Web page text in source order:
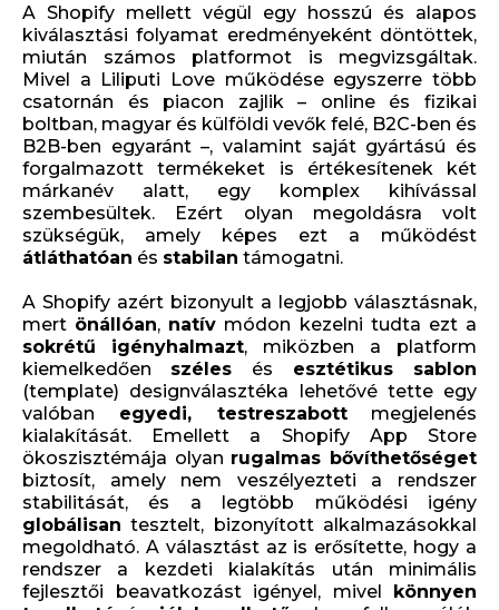
A Shopify mellett végül egy hosszú és alapos
kiválasztási folyamat eredményeként döntöttek,
miután számos platformot is megvizsgáltak.
Mivel a Liliputi Love működése egyszerre több
csatornán és piacon zajlik – online és fizikai
boltban, magyar és külföldi vevők felé, B2C-ben és
B2B-ben egyaránt –, valamint saját gyártású és
forgalmazott termékeket is értékesítenek két
márkanév alatt, egy komplex kihívással
szembesültek. Ezért olyan megoldásra volt
szükségük, amely képes ezt a működést
átláthatóan és stabilan támogatni.
A Shopify azért bizonyult a legjobb választásnak,
mert önállóan, natív módon kezelni tudta ezt a
sokrétű
igényhalmazt, miközben a platform
kiemelkedően széles és esztétikus sablon
(template) designválasztéka lehetővé tette egy
valóban egyedi, testreszabottmegjelenés
kialakítását. Emellett a Shopify App Store
ökoszisztémája olyan rugalmas bővíthetőséget
biztosít, amely nem veszélyezteti a rendszer
stabilitását, és a legtöbb működési igény
globálisan tesztelt, bizonyított alkalmazásokkal
megoldható. A választást az is erősítette, hogy a
rendszer a kezdeti kialakítás után minimális
fejlesztői beavatkozást igényel, mivel könnyen